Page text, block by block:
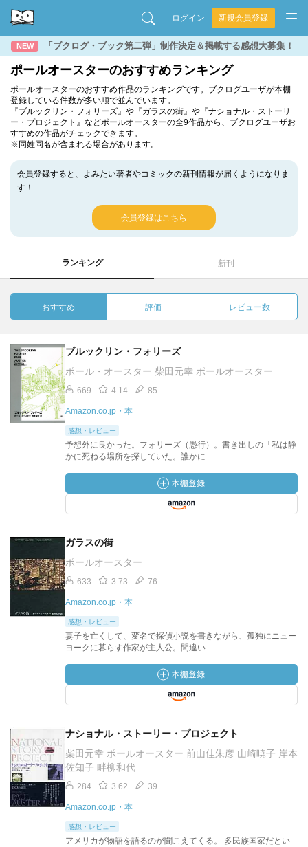
ログイン 新規会員登録
NEW 「ブクログ・ブック第二弾」制作決定＆掲載する感想大募集！
ポールオースターのおすすめランキング
ポールオースターのおすすめ作品のランキングです。ブクログユーザが本棚
登録している件数が多い順で並んでいます。
『ブルックリン・フォリーズ』や『ガラスの街』や『ナショナル・ストーリ
ー・プロジェクト』などポールオースターの全9作品から、ブクログユーザお
すすめの作品がチェックできます。
※同姓同名が含まれる場合があります。
会員登録すると、よみたい著者やコミックの新刊情報が届くようになりま
す！
会員登録はこちら
ランキング 新刊
おすすめ 評価 レビュー数
ブルックリン・フォリーズ
ポール・オースター 柴田元幸 ポールオースター
669 4.14 85
Amazon.co.jp・本
感想・レビュー
予想外に良かった。フォリーズ（愚行）。書き出しの「私は静
かに死ねる場所を探していた。誰かに...
ガラスの街
ポールオースター
633 3.73 76
Amazon.co.jp・本
感想・レビュー
妻子を亡くして、変名で探偵小説を書きながら、孤独にニュー
ヨークに暮らす作家が主人公。間違い...
ナショナル・ストーリー・プロジェクト
柴田元幸 ポールオースター 前山佳朱彦 山崎暁子 岸本
佐知子 畔柳和代
284 3.62 39
Amazon.co.jp・本
感想・レビュー
アメリカが物語を語るのが聞こえてくる。 多民族国家だとい